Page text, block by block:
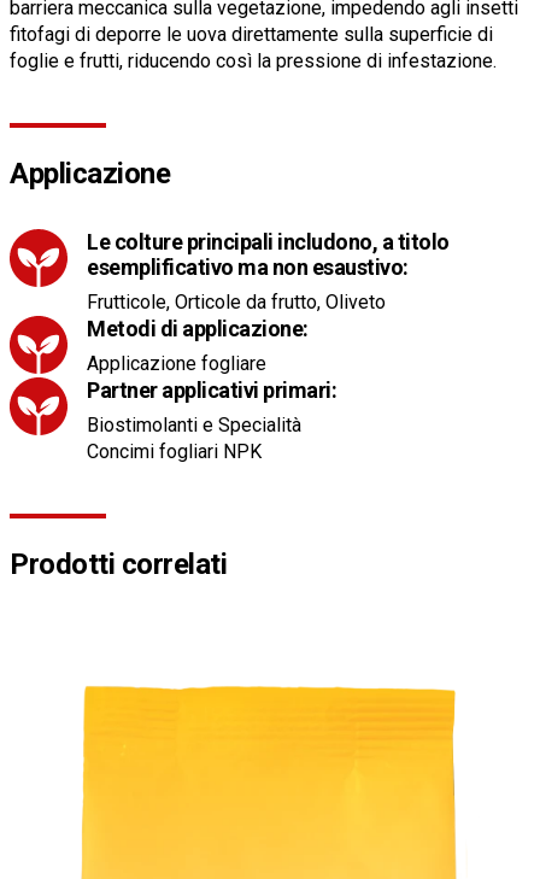
barriera meccanica sulla vegetazione, impedendo agli insetti
fitofagi di deporre le uova direttamente sulla superficie di
foglie e frutti, riducendo così la pressione di infestazione.
Applicazione
Le colture principali includono, a titolo
esemplificativo ma non esaustivo:
Frutticole, Orticole da frutto, Oliveto
Metodi di applicazione:
Applicazione fogliare
Partner applicativi primari:
Biostimolanti e Specialità
Concimi fogliari NPK
Prodotti correlati